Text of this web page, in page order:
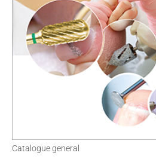
Catalogue general